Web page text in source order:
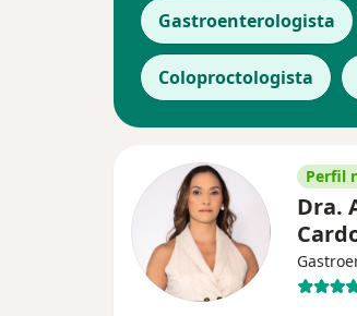
Gastroenterologista
Coloproctologista
Perfil
Dra.